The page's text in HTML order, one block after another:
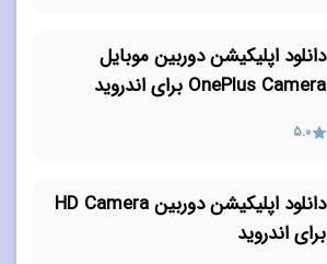
دانلود اپلیکیشن دوربین موبایل
OnePlus Camera برای اندروید
5.0
دانلود اپلیکیشن دوربین HD Camera
برای اندروید